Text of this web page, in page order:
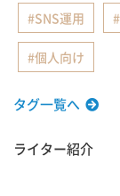
SNS運用
個人向け
タグ一覧へ
ライター紹介